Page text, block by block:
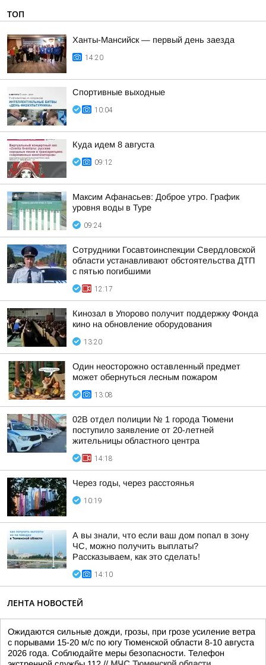
ТОП
Ханты-Мансийск — первый день заезда
14:20
Спортивные выходные
10:04
Куда идем 8 августа
09:12
Максим Афанасьев: Доброе утро. График
уровня воды в Туре
09:24
Сотрудники Госавтоинспекции Свердловской
области устанавливают обстоятельства ДТП
с пятью погибшими
12:17
Кинозал в Упорово получит поддержку Фонда
кино на обновление оборудования
13:20
Один неосторожно оставленный предмет
может обернуться лесным пожаром
13:08
02В отдел полиции № 1 города Тюмени
поступило заявление от 20-летней
жительницы областного центра
14:18
Через годы, через расстоянья
10:19
А вы знали, что если ваш дом попал в зону
ЧС, можно получить выплаты?
Рассказываем, как это сделать!
14:10
ЛЕНТА НОВОСТЕЙ
Ожидаются сильные дожди, грозы, при грозе усиление ветра
с порывами 15-20 м/с по югу Тюменской области 8-10 августа
2026 года. Соблюдайте меры безопасности. Телефон